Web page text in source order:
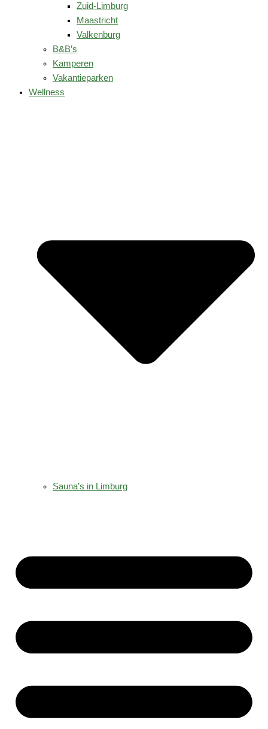
Zuid-Limburg
Maastricht
Valkenburg
B&B’s
Kamperen
Vakantieparken
Wellness
Sauna’s in Limburg